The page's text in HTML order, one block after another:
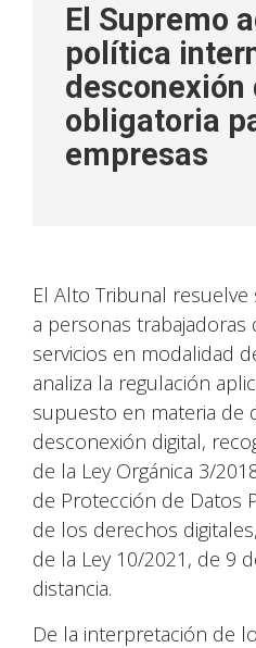
El Supremo
política
obligatoria
empresas
El Alto Tribunal
a personas
servicios en modalidad
analiza la regulación
supuesto en materia de
desconexión digital,
de la Ley Orgánica 3/
de Protección de Datos
de los derechos
de la Ley 10/2021, de 9
distancia.
De la interpretación de